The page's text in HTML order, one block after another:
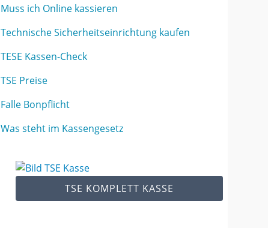
Muss ich Online kassieren
Technische Sicherheitseinrichtung kaufen
TESE Kassen-Check
TSE Preise
Falle Bonpflicht
Was steht im Kassengesetz
TSE KOMPLETT KASSE